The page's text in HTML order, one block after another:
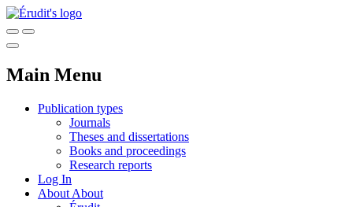
Main Menu
Publication types
Journals
Theses and dissertations
Books and proceedings
Research reports
Log In
About About